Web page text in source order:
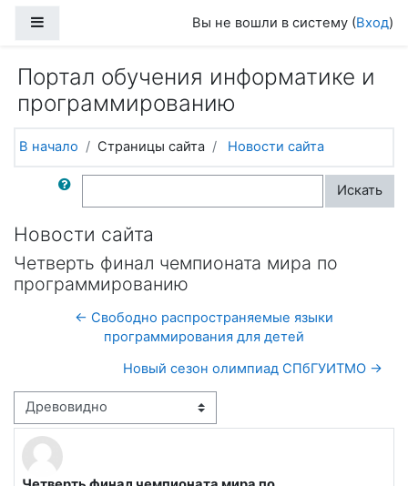
Вы не вошли в систему (Вход)
Портал обучения информатике и
программированию
В начало Страницы сайта Новости сайта
Поиск по форумам Искать
Новости сайта
Четверть финал чемпионата мира по
программированию
← Свободно распространяемые языки
программирования для детей
Новый сезон олимпиад СПбГУИТМО →
Режим отображения